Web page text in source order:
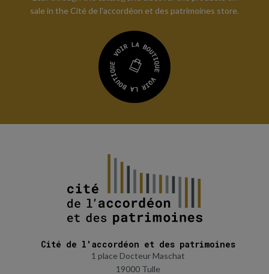
Cité de l'accordéon et des patrimoines
1 place Docteur Maschat
19000 Tulle
sale in the Cité de l'accordéon et des patrimoines store.